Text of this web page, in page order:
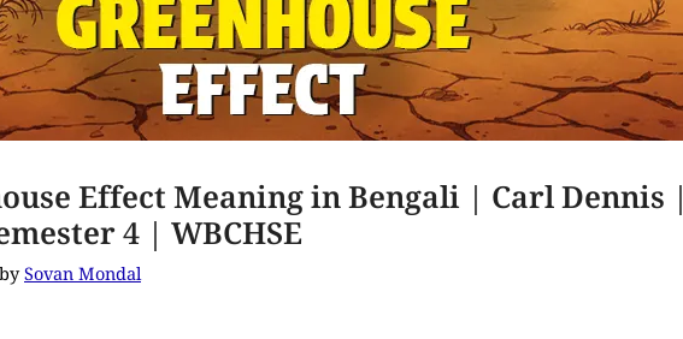
Effect Meaning in Bengali | Carl Dennis |
4 | WBCHSE
bySovan Mondal